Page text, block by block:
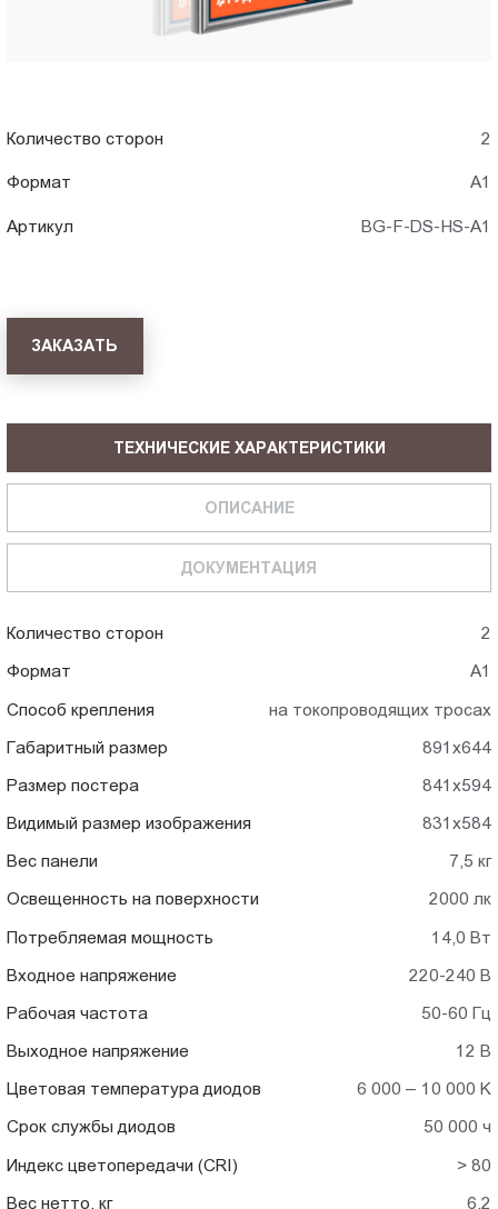
Количество сторон 2
Формат А1
Артикул BG-F-DS-HS-A1
ЗАКАЗАТЬ
ТЕХНИЧЕСКИЕ ХАРАКТЕРИСТИКИ
ОПИСАНИЕ
ДОКУМЕНТАЦИЯ
Количество сторон 2
Формат А1
Способ крепления на токопроводящих тросах
Габаритный размер 891x644
Размер постера 841x594
Видимый размер изображения 831x584
Вес панели 7,5 кг
Освещенность на поверхности 2000 лк
Потребляемая мощность 14,0 Вт
Входное напряжение 220-240 В
Рабочая частота 50-60 Гц
Выходное напряжение 12 В
Цветовая температура диодов 6 000 – 10 000 K
Срок службы диодов 50 000 ч
Индекс цветопередачи (CRI) > 80
Вес нетто, кг 6,2